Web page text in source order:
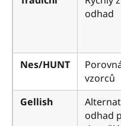
odhad
Nes/HUNT
vzorců
Gellish
odhad